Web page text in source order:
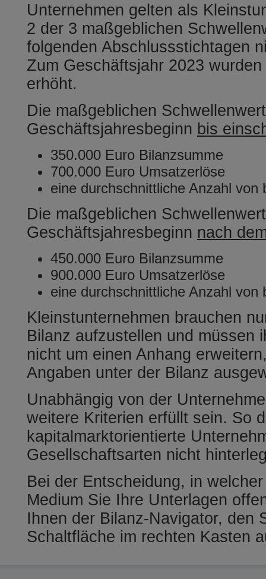
Unternehmen gelten als
2 der 3 maßgeblichen
folgenden Abschlussstichtagen
Zum Geschäftsjahr 2023
erhöht.
Die maßgeblichen
Geschäftsjahresbeginn bis
350.000 Euro Bilanzsumme
700.000 Euro Umsatzerlöse
eine durchschnittliche Anzahl von
Die maßgeblichen
Geschäftsjahresbeginn nach
450.000 Euro Bilanzsumme
900.000 Euro Umsatzerlöse
eine durchschnittliche Anzahl von
Kleinstunternehmen brauchen
Bilanz aufzustellen und müssen
nicht um einen Anhang
Angaben unter der Bilanz
Unabhängig von der
weitere Kriterien erfüllt sein. So
kapitalmarktorientierte
Gesellschaftsarten nicht
Bei der Entscheidung, in
Medium Sie Ihre Unterlagen
Ihnen der Bilanz-Navigator, den
Schaltfläche im rechten Kasten